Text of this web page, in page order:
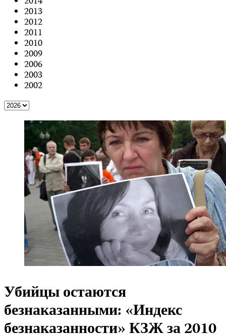
2013
2012
2011
2010
2009
2006
2003
2002
Убийцы остаются
безнаказанными: «Индекс